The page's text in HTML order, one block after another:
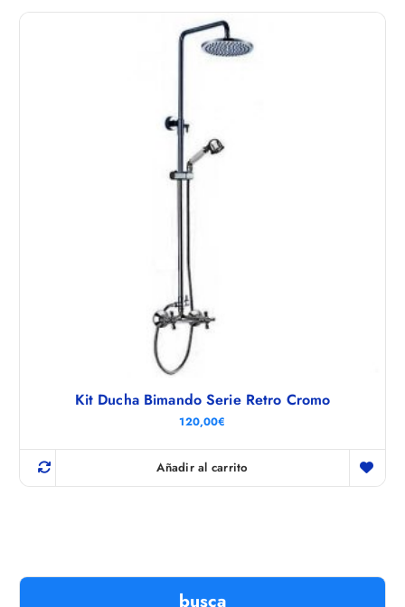
Kit Ducha Bimando Serie Retro Cromo
120,00€
Añadir al carrito
busca